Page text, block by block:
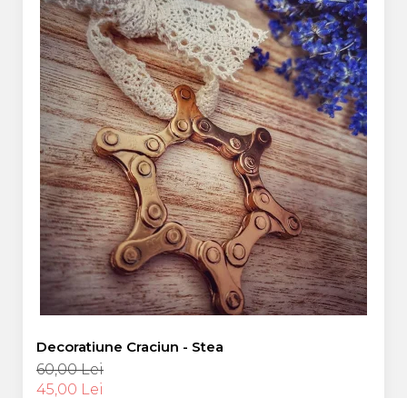
Decoratiune Craciun - Stea
60,00 Lei
45,00 Lei